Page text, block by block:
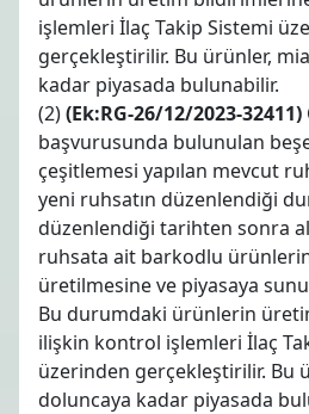
işlemleri İlaç Takip Sistemi
gerçekleştirilir. Bu ürünler,
kadar piyasada bulunabilir.
(2)(Ek:RG-26/12/2023-32411)
başvurusunda bulunulan
çeşitlemesi yapılan mevcut
yeni ruhsatın düzenlendiği
düzenlendiği tarihten sonra
ruhsata ait barkodlu
üretilmesine ve piyasaya
Bu durumdaki ürünlerin
ilişkin kontrol işlemleri İlaç
üzerinden gerçekleştirilir. Bu
doluncaya kadar piyasada